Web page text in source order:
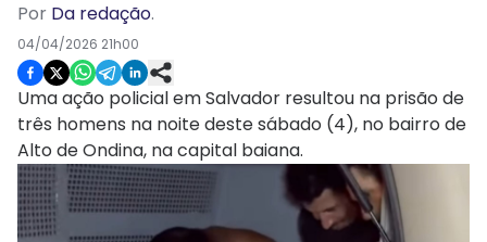
Por Da redação.
04/04/2026 21h00
Uma ação policial em Salvador resultou na prisão de
três homens na noite deste sábado (4), no bairro de
Alto de Ondina, na capital baiana.